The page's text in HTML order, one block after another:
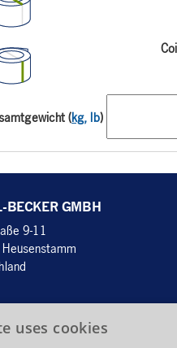
(kg, lb)
BECKER GMBH
9-11
eusenstamm
6104 4059 - 60
uses cookies